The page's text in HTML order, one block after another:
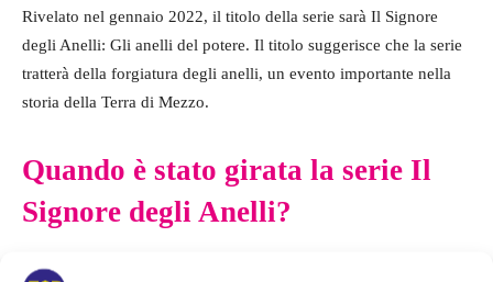
Rivelato nel gennaio 2022, il titolo della serie sarà Il Signore
degli Anelli: Gli anelli del potere. Il titolo suggerisce che la serie
tratterà della forgiatura degli anelli, un evento importante nella
storia della Terra di Mezzo.
Quando è stato girata la serie Il
Signore degli Anelli?
Le riprese della serie Il Signore degli Anelli sono iniziate nel